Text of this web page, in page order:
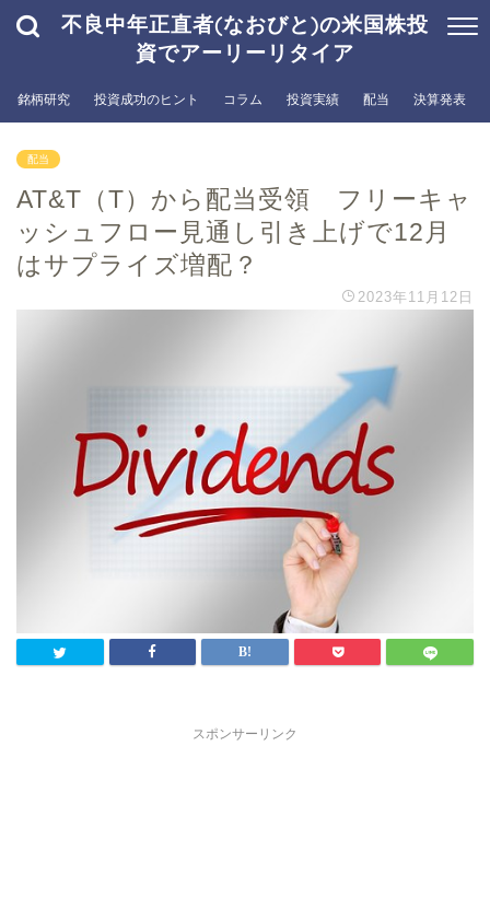
不良中年正直者(なおびと)の米国株投
資でアーリーリタイア
銘柄研究 投資成功のヒント コラム 投資実績 配当 決算発表
配当
AT&T（T）から配当受領 フリーキャ
ッシュフロー見通し引き上げで12月
はサプライズ増配？
2023年11月12日
スポンサーリンク